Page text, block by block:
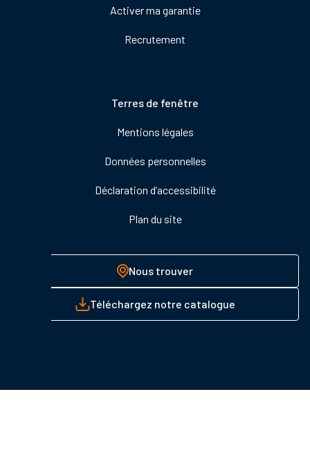
Activer ma garantie
Recrutement
Terres de fenêtre
Mentions légales
Données personnelles
Déclaration d’accessibilité
Plan du site
Nous trouver
Téléchargez notre catalogue